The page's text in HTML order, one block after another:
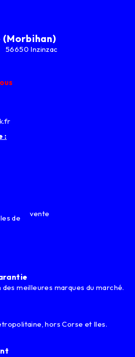
Inzinzac
:
de vente
meilleures marques du marché.
hors Corse et Iles.